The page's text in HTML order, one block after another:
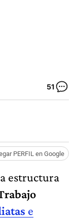
51
PERFIL en Google
estructura
e